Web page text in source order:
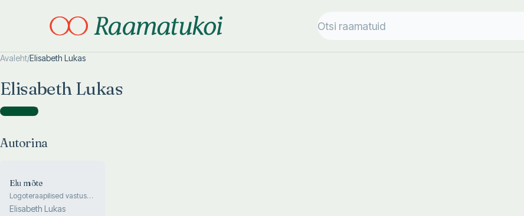
Avaleht/Elisabeth Lukas
Elisabeth Lukas
Autorina )
Autorina
Elu mõte
Logoteraapilised vastused
eksistentsiaalsetele
Elisabeth Lukas